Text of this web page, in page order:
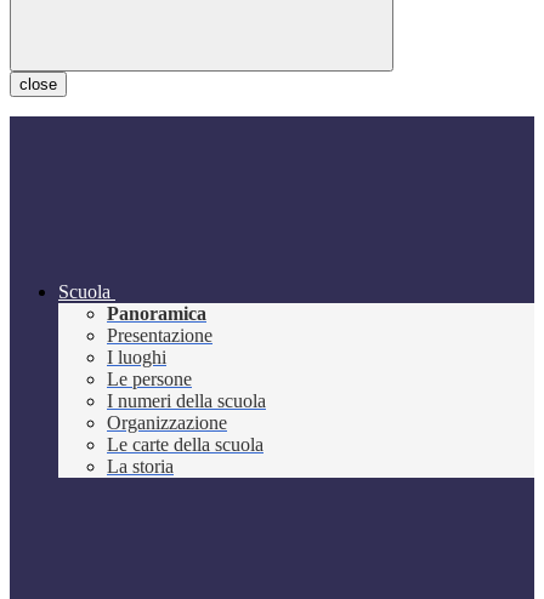
close
Scuola
Panoramica
Presentazione
I luoghi
Le persone
I numeri della scuola
Organizzazione
Le carte della scuola
La storia